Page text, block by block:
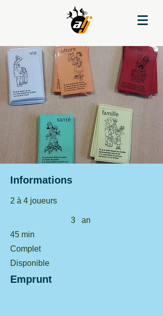
Informations
2 à 4 joueurs
3
an
45 min
Complet
Disponible
Emprunt